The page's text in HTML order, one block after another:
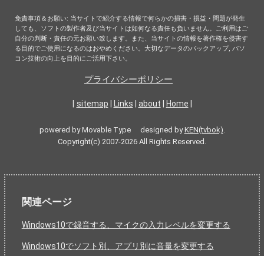
免責事項＆お願い: 当サイトで紹介する情報で何らかの損害・損益・問題が発生
しても、ソフトの製作者及び当サイトは如何なる責任も負いません。ご利用はご
自分の判断・責任の元お願い致します。また、当サイトの情報を著作権を侵害す
る目的でご使用になるのはおやめください。大切なデータのバックアップ, パソ
コン技術の向上を目的にご活用下さい。
プライバシーポリシー
sitemap Links about Home
powered by Movable Type designed byKEN(tvbok)
Copyright(c) 2007-2026 All Rights Reserved.
関連ページ
Windows10で録音する、マイクの入力レベルを変更する
Windows10でソフト別、アプリ別に音量を変更する